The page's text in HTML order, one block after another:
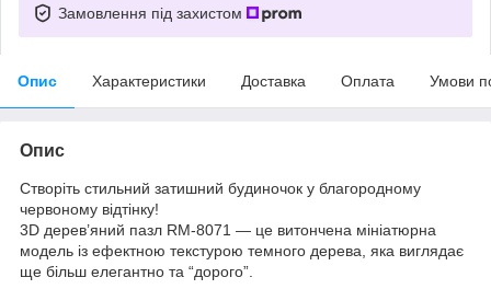
Замовлення під захистом
Опис Характеристики Доставка Оплата Умови
Опис
Створіть стильний затишний будиночок у благородному
червоному відтінку!
3D дерев’яний пазл RM-8071 — це витончена мініатюрна
модель із ефектною текстурою темного дерева, яка виглядає
ще більш елегантно та “дорого”.